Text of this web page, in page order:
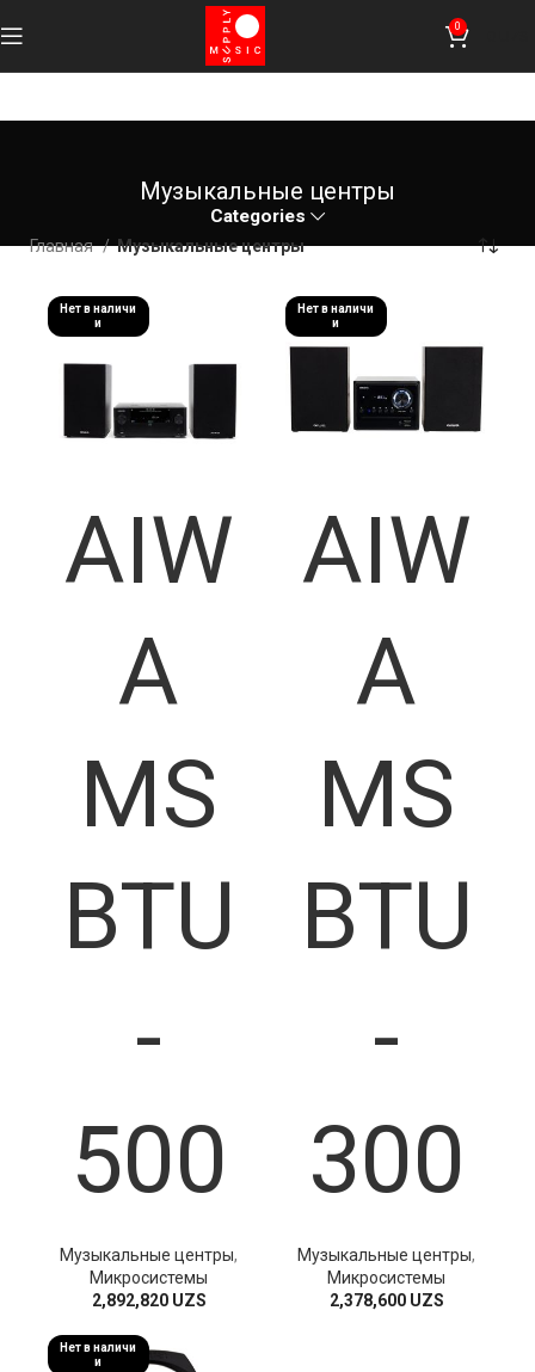
0
Музыкальные центры
Categories
Главная Музыкальные центры
Нет в наличи
и
AIW
A
MS
BTU
-
500
Музыкальные центры,
Микросистемы
2,892,820 UZS
Нет в наличи
и
AIW
A
MS
BTU
-
300
Музыкальные центры,
Микросистемы
2,378,600 UZS
Нет в наличи
и